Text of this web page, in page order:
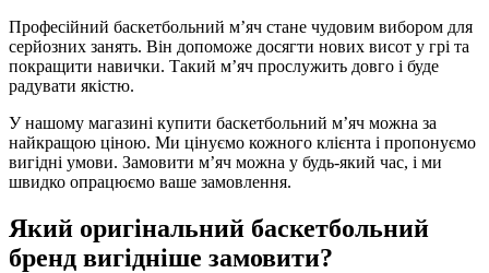
Професійний баскетбольний м’яч стане чудовим вибором для
серйозних занять. Він допоможе досягти нових висот у грі та
покращити навички. Такий м’яч прослужить довго і буде
радувати якістю.
У нашому магазині купити баскетбольний м’яч можна за
найкращою ціною. Ми цінуємо кожного клієнта і пропонуємо
вигідні умови. Замовити м’яч можна у будь-який час, і ми
швидко опрацюємо ваше замовлення.
Який оригінальний баскетбольний
бренд вигідніше замовити?